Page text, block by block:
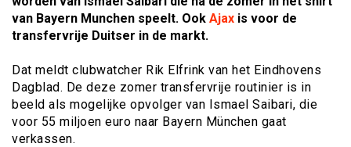
van Bayern Munchen speelt. Ook Ajax is voor de
transfervrije Duitser in de markt.
Dat meldt clubwatcher Rik Elfrink van het Eindhovens
Dagblad. De deze zomer transfervrije routinier is in
beeld als mogelijke opvolger van Ismael Saibari, die
voor 55 miljoen euro naar Bayern München gaat
verkassen.